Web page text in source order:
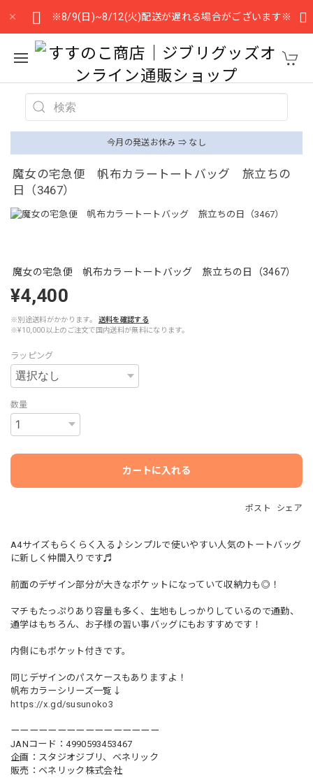
※8/9(日)~8/12(火)配送が遅れる場合がございます※
今月の発送お休み ⇒ なし
魔女の宅急便 帆布カラートートバッグ 旅立ちの
日（3467）
魔女の宅急便 帆布カラートートバッグ 旅立ちの日（3467）
¥4,400
※別途送料がかかります。
送料を確認する
※¥10,000以上のご注文で国内送料が無料になります。
ラッピング
数量
カートに入れる
ポスト シェア
A4サイズもらくらく入る♪シンプルで使いやすい人気のトートバッグ
に新しく仲間入りです♬
前面のデザイン部分が大きなポケットになっていて収納力も◎！
マチもたっぷりあり容量も多く、生地もしっかりしているので通勤、
通学はもちろん、お子様の習い事バッグにもおすすめです！
内側にもポケット付きです。
同じデザインのパスケースもありますよ！
帆布カラーシリーズ一覧↓
https://x.gd/susunoko3
ーーーーーーーーーーーーーーーー
JANコード：4990593453467
企画：スタジオジブリ、ベネリック
販売：ベネリック株式会社